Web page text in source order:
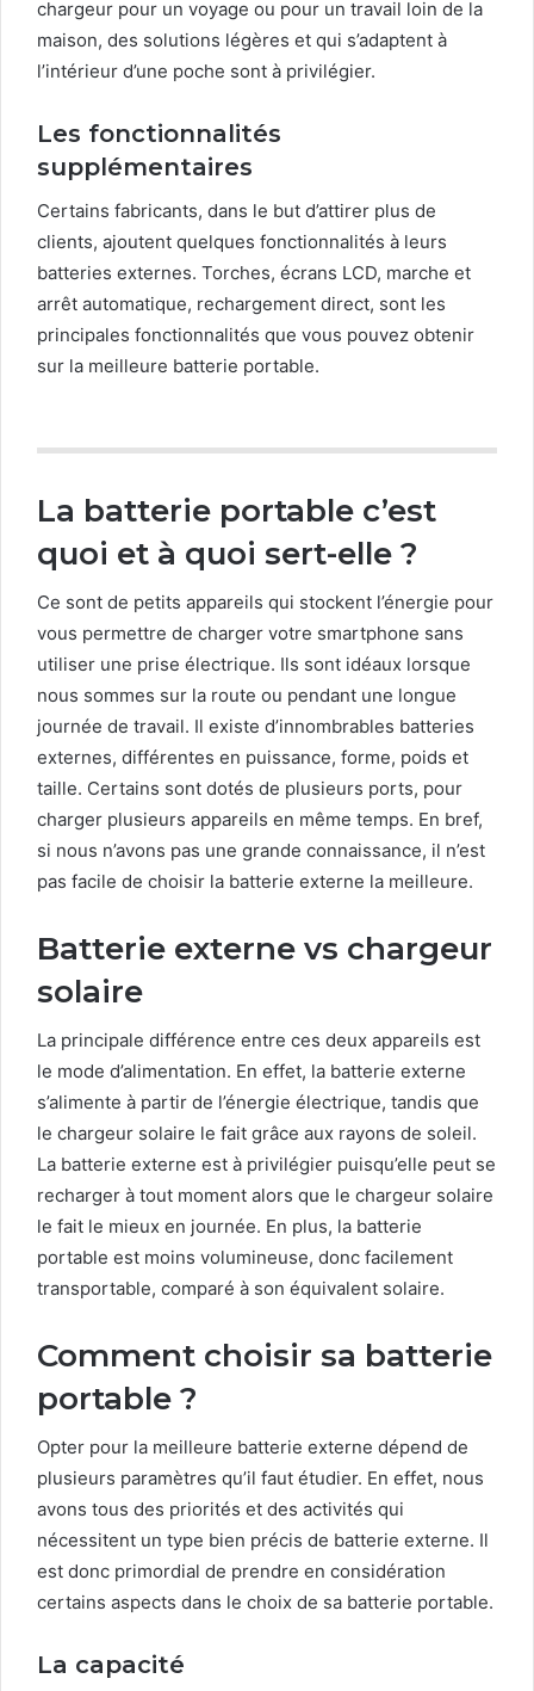
chargeur pour un voyage ou pour un travail loin de la
maison, des solutions légères et qui s’adaptent à
l’intérieur d’une poche sont à privilégier.
Les fonctionnalités
supplémentaires
Certains fabricants, dans le but d’attirer plus de
clients, ajoutent quelques fonctionnalités à leurs
batteries externes. Torches, écrans LCD, marche et
arrêt automatique, rechargement direct, sont les
principales fonctionnalités que vous pouvez obtenir
sur la meilleure batterie portable.
La batterie portable c’est
quoi et à quoi sert-elle ?
Ce sont de petits appareils qui stockent l’énergie pour
vous permettre de charger votre smartphone sans
utiliser une prise électrique. Ils sont idéaux lorsque
nous sommes sur la route ou pendant une longue
journée de travail. Il existe d’innombrables batteries
externes, différentes en puissance, forme, poids et
taille. Certains sont dotés de plusieurs ports, pour
charger plusieurs appareils en même temps. En bref,
si nous n’avons pas une grande connaissance, il n’est
pas facile de choisir la batterie externe la meilleure.
Batterie externe vs chargeur
solaire
La principale différence entre ces deux appareils est
le mode d’alimentation. En effet, la batterie externe
s’alimente à partir de l’énergie électrique, tandis que
le chargeur solaire le fait grâce aux rayons de soleil.
La batterie externe est à privilégier puisqu’elle peut se
recharger à tout moment alors que le chargeur solaire
le fait le mieux en journée. En plus, la batterie
portable est moins volumineuse, donc facilement
transportable, comparé à son équivalent solaire.
Comment choisir sa batterie
portable ?
Opter pour la meilleure batterie externe dépend de
plusieurs paramètres qu’il faut étudier. En effet, nous
avons tous des priorités et des activités qui
nécessitent un type bien précis de batterie externe. Il
est donc primordial de prendre en considération
certains aspects dans le choix de sa batterie portable.
La capacité